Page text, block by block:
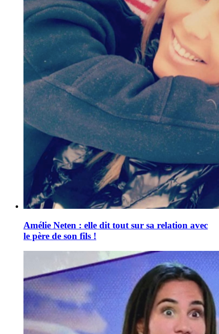
Amélie Neten : elle dit tout sur sa relation avec
le père de son fils !